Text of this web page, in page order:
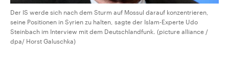
Der IS werde sich nach dem Sturm auf Mossul darauf konzentrieren,
seine Positionen in Syrien zu halten, sagte der Islam-Experte Udo
Steinbach im Interview mit dem Deutschlandfunk. (picture alliance /
dpa/ Horst Galuschka)